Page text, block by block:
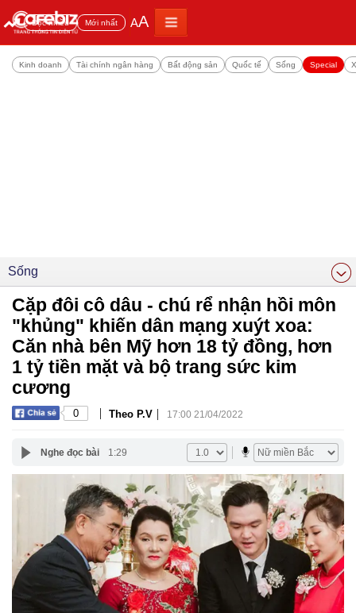
Đọc nhiều Mới nhất AA
Kinh doanh Tài chính ngân hàng Bất động sản Quốc tế Sống Special
Sống
Cặp đôi cô dâu - chú rể nhận hồi môn
"khủng" khiến dân mạng xuýt xoa:
Căn nhà bên Mỹ hơn 18 tỷ đồng, hơn
1 tỷ tiền mặt và bộ trang sức kim
cương
0 | Theo P.V | 17:00 21/04/2022
Nghe đọc bài 1:29